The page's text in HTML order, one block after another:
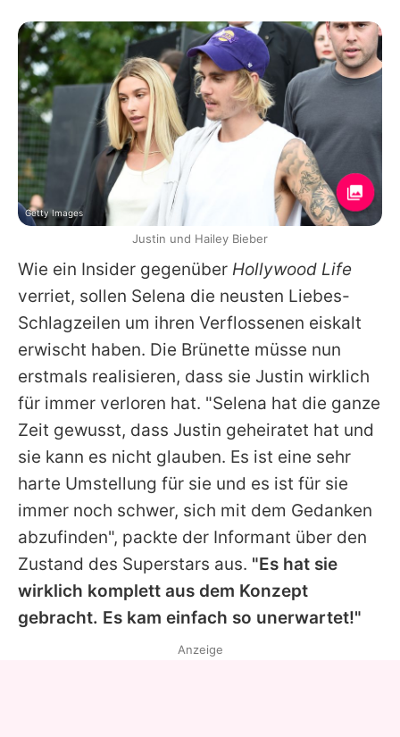
Wie ein Insider gegenüber Hollywood Life
verriet, sollen Selena die neusten Liebes-
Schlagzeilen um ihren Verflossenen eiskalt
erwischt haben. Die Brünette müsse nun
erstmals realisieren, dass sie Justin wirklich
für immer verloren hat. "Selena hat die ganze
Zeit gewusst, dass Justin geheiratet hat und
sie kann es nicht glauben. Es ist eine sehr
harte Umstellung für sie und es ist für sie
immer noch schwer, sich mit dem Gedanken
abzufinden", packte der Informant über den
Zustand des Superstars aus. "Es hat sie
wirklich komplett aus dem Konzept
gebracht. Es kam einfach so unerwartet!"
Getty Images
Justin und Hailey Bieber
Anzeige